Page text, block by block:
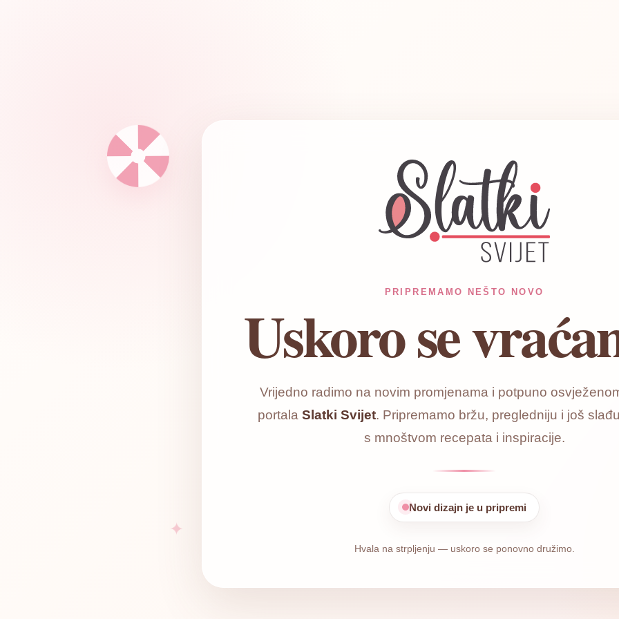
✦
PRIPREMAMO NEŠTO NOVO
Uskoro se
Vrijedno radimo na novim promjenama i potpuno
portala Slatki Svijet. Pripremamo bržu, pregledniju i još
s mnoštvom recepata i inspiracije.
Novi dizajn je u pripremi
Hvala na strpljenju — uskoro se ponovno družimo.